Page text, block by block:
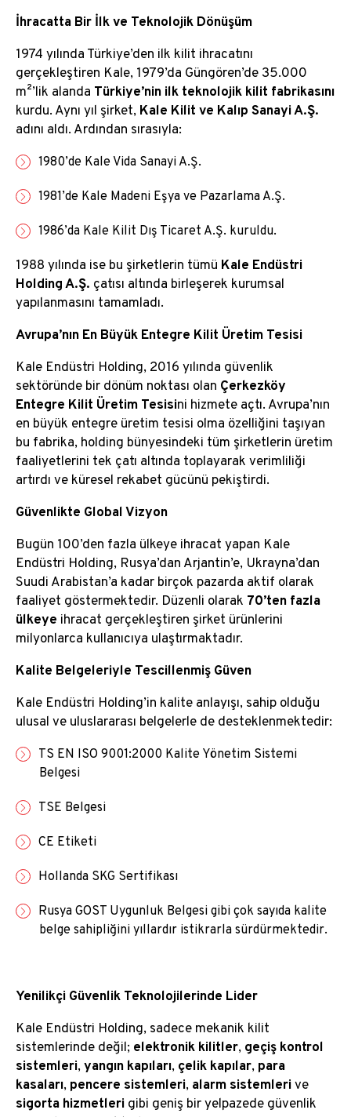
İhracatta Bir İlk ve Teknolojik Dönüşüm
1974 yılında Türkiye’den ilk kilit ihracatını
gerçekleştiren Kale, 1979’da Güngören’de 35.000
m²’lik alanda Türkiye’nin ilk teknolojik kilit fabrikasını
kurdu. Aynı yıl şirket, Kale Kilit ve Kalıp Sanayi A.Ş.
adını aldı. Ardından sırasıyla:
1980’de Kale Vida Sanayi A.Ş.
1981’de Kale Madeni Eşya ve Pazarlama A.Ş.
1986’da Kale Kilit Dış Ticaret A.Ş. kuruldu.
1988 yılında ise bu şirketlerin tümü Kale Endüstri
Holding A.Ş. çatısı altında birleşerek kurumsal
yapılanmasını tamamladı.
Avrupa’nın En Büyük Entegre Kilit Üretim Tesisi
Kale Endüstri Holding, 2016 yılında güvenlik
sektöründe bir dönüm noktası olan Çerkezköy
Entegre Kilit Üretim Tesisini hizmete açtı. Avrupa’nın
en büyük entegre üretim tesisi olma özelliğini taşıyan
bu fabrika, holding bünyesindeki tüm şirketlerin üretim
faaliyetlerini tek çatı altında toplayarak verimliliği
artırdı ve küresel rekabet gücünü pekiştirdi.
Güvenlikte Global Vizyon
Bugün 100’den fazla ülkeye ihracat yapan Kale
Endüstri Holding, Rusya’dan Arjantin’e, Ukrayna’dan
Suudi Arabistan’a kadar birçok pazarda aktif olarak
faaliyet göstermektedir. Düzenli olarak 70’ten fazla
ülkeye ihracat gerçekleştiren şirket ürünlerini
milyonlarca kullanıcıya ulaştırmaktadır.
Kalite Belgeleriyle Tescillenmiş Güven
Kale Endüstri Holding’in kalite anlayışı, sahip olduğu
ulusal ve uluslararası belgelerle de desteklenmektedir:
TS EN ISO 9001:2000 Kalite Yönetim Sistemi
Belgesi
TSE Belgesi
CE Etiketi
Hollanda SKG Sertifikası
Rusya GOST Uygunluk Belgesi gibi çok sayıda kalite
belge sahipliğini yıllardır istikrarla sürdürmektedir.
Yenilikçi Güvenlik Teknolojilerinde Lider
Kale Endüstri Holding, sadece mekanik kilit
sistemlerinde değil; elektronik kilitler, geçiş kontrol
sistemleri,yangın kapıları, çelik kapılar, para
kasaları, pencere sistemleri, alarm sistemlerive
sigorta hizmetleri gibi geniş bir yelpazede güvenlik